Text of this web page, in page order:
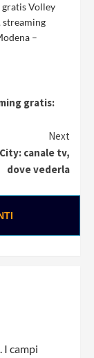
Volley
streaming
–
gratis:
Next
canale tv,
dove vederla
I campi